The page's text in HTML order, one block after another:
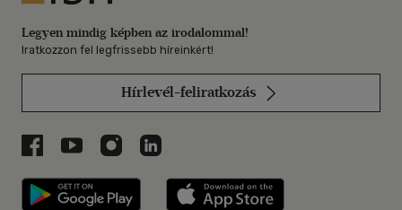
Legyen mindig képben az irodalommal!
Iratkozzon fel legfrissebb híreinkért!
Hírlevél-feliratkozás
Libri a Facebookon
Libri a Youtube-on
Libri az Instagramon
Libri a LinkedInen
Libri applikáció Szerezd meg: Google